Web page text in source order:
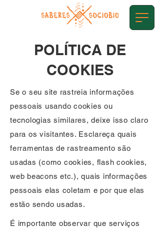
POLÍTICA DE
COOKIES
Se o seu site rastreia informações
pessoais usando cookies ou
tecnologias similares, deixe isso claro
para os visitantes. Esclareça quais
ferramentas de rastreamento são
usadas (como cookies, flash cookies,
web beacons etc.), quais informações
pessoais elas coletam e por que elas
estão sendo usadas.
É importante observar que serviços